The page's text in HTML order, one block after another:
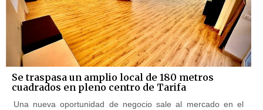
Se traspasa un amplio local de 180 metros
cuadrados en pleno centro de Tarifa
Una nueva oportunidad de negocio sale al mercado en el